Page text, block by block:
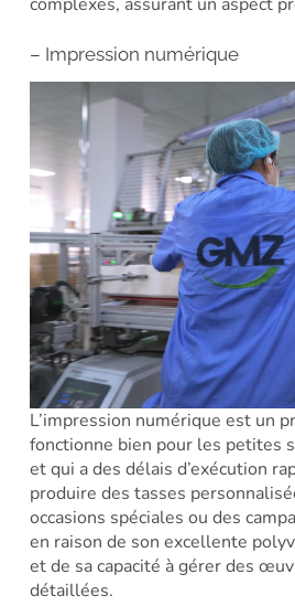
– Impression numérique
L’impression numérique est un
fonctionne bien pour les petites
et qui a des délais d’exécution
produire des tasses
occasions spéciales ou des
en raison de son excellente
et de sa capacité à gérer des
détaillées.